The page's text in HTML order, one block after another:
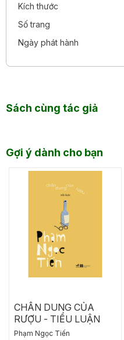
Kích thước
Số trang
Ngày phát hành
Sách cùng tác giả
Gợi ý dành cho bạn
CHÂN DUNG CỦA
RƯỢU - TIỂU LUẬN
Phạm Ngọc Tiến